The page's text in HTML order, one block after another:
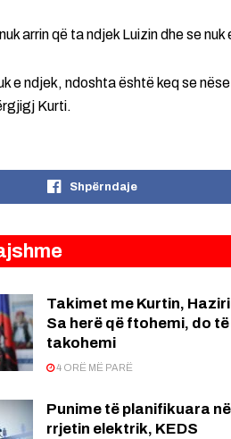
arrin që ta ndjek Luizin dhe se
e ndjek, ndoshta është keq se
Kurti.
Shpërndaje
Takimet me Kurtin,
Sa herë që ftohemi, do të
takohemi
4 ORË MË PARË
Punime të planifikuara në
rrjetin elektrik, KEDS